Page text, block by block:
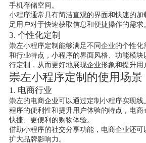
手机存储空间。
小程序通常具有简洁直观的界面和快速的
足用户对于快速获取信息和便捷操作的需求。
3. 个性化定制
崇左小程序定制能够满足不同企业的个性
和行业特点，小程序的界面风格、功能模
行定制，从而更好地展现企业形象和提升用
崇左小程序定制的使用场景
1. 电商行业
崇左的电商企业可以通过定制小程序实现
程序的便利性和提升用户体验的特点，电
快捷、更便利的购物体验。
借助小程序的社交分享功能，电商企业还
扩大品牌影响力。